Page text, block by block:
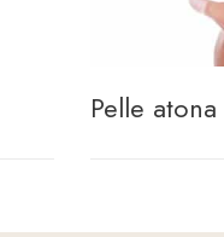
Pelle